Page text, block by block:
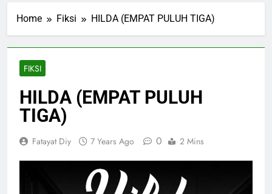
Home Fiksi HILDA (EMPAT PULUH TIGA)
FIKSI
HILDA (EMPAT PULUH
TIGA)
Fatayat Diy 7 Years Ago 0 2 Mins